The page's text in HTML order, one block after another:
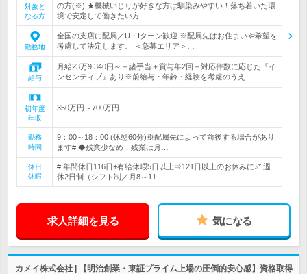
対象と
なる方
の方(※) ★機械いじりが好きな方は馴染みやすい！落ち着いた環
境で安定して働きたい方
勤務地
全国の支店に配属／U・Iターン歓迎 ※配属先はお住まいや希望を
考慮して決定します。 ＜急募エリア＞…
給与
月給23万9,340円～＋諸手当＋賞与年2回＋対応件数に応じた『イ
ンセンティブ』あり※前給与・年齢・経験を考慮のうえ…
初年度
年収
350万円～700万円
勤務
時間
9：00～18：00 (休憩60分)※配属先によって前後する場合があり
ます# ◆残業少なめ：残業は月…
休日
休暇
# 年間休日116日+有給休暇5日以上⇒121日以上のお休みに♪* 週
休2日制（シフト制／月8～11…
求人詳細を見る 気になる
カメイ株式会社 | 【明治創業・東証プライム上場の圧倒的安心感】資格取得